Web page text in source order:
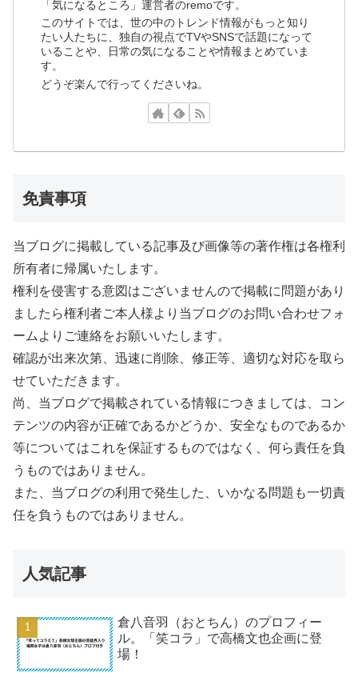
「気になるところ」運営者のremoです。
このサイトでは、世の中のトレンド情報がもっと知り
たい人たちに、独自の視点でTVやSNSで話題になって
いることや、日常の気になることや情報まとめていま
す。
どうぞ楽んで行ってくださいね。
免責事項
当ブログに掲載している記事及び画像等の著作権は各権利
所有者に帰属いたします。
権利を侵害する意図はございませんので掲載に問題があり
ましたら権利者ご本人様より当ブログのお問い合わせフォ
ームよりご連絡をお願いいたします。
確認が出来次第、迅速に削除、修正等、適切な対応を取ら
せていただきます。
尚、当ブログで掲載されている情報につきましては、コン
テンツの内容が正確であるかどうか、安全なものであるか
等についてはこれを保証するものではなく、何ら責任を負
うものではありません。
また、当ブログの利用で発生した、いかなる問題も一切責
任を負うものではありません。
人気記事
倉八音羽（おとちん）のプロフィー
ル。「笑コラ」で高橋文也企画に登
場！